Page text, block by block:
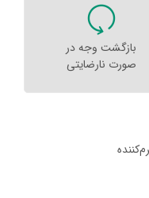
بازگشت وجه در
صورت نارضایتی